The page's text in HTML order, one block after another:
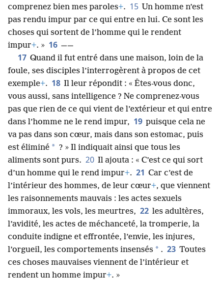
comprenez bien mes paroles+. 15 Un homme n’est
pas rendu impur par ce qui entre en lui. Ce sont les
choses qui sortent de l’homme qui le rendent
impur+. » 16 ——
17 Quand il fut entré dans une maison, loin de la
foule, ses disciples l’interrogèrent à propos de cet
exemple+. 18 Il leur répondit : « Êtes-vous donc,
vous aussi, sans intelligence ? Ne comprenez-vous
pas que rien de ce qui vient de l’extérieur et qui entre
dans l’homme ne le rend impur, 19 puisque cela ne
va pas dans son cœur, mais dans son estomac, puis
est éliminé * ? » Il indiquait ainsi que tous les
aliments sont purs. 20 Il ajouta : « C’est ce qui sort
d’un homme qui le rend impur+. 21 Car c’est de
l’intérieur des hommes, de leur cœur+, que viennent
les raisonnements mauvais : les actes sexuels
immoraux, les vols, les meurtres, 22 les adultères,
l’avidité, les actes de méchanceté, la tromperie, la
conduite indigne et effrontée, l’envie, les injures,
l’orgueil, les comportements insensés * . 23 Toutes
ces choses mauvaises viennent de l’intérieur et
rendent un homme impur+. »